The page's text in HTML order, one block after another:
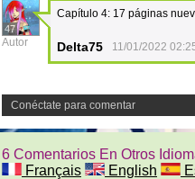
47
Autor
Capítulo 4: 17 páginas
Delta75 11/01/2022
Conéctate para comentar
6 Comentarios En Otros
Français
English